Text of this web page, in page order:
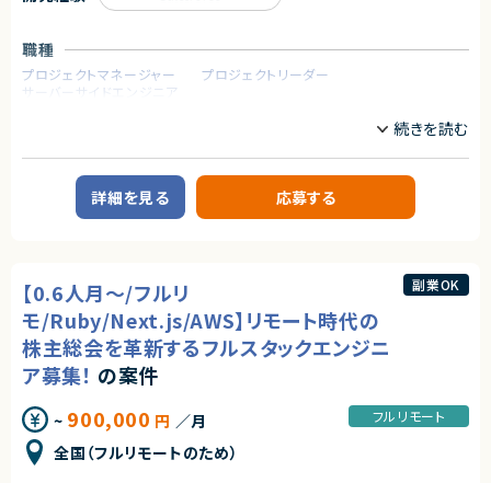
業務委託(準委任契約)
契約元
★フルリモート（初日出社はございます）
★Salesforce環境でのスキルを活かせる案件です。
職種
プロジェクトマネージャー
プロジェクトリーダー
サーバーサイドエンジニア
■概要
Salesforce開発の部署へのアサインを想定しています。
次年度に向けてSalesforceのPM/プリセールスができる方を探しておりま
求めるスキル
【必須スキル】
・Salesforceを用いた開発経験
・PM経験もしくはプリセールス、ITコンサルティング経験
契約形態
業務委託(準委任契約)
詳細を見る 応募する
【0.6人月～/フルリ
モ/Ruby/Next.js/AWS】リモート時代の
株主総会を革新するフルスタックエンジニ
ア募集！ の案件
~ 900,000 円 ／月
全国（フルリモートのため）
フルリモート
副業OK